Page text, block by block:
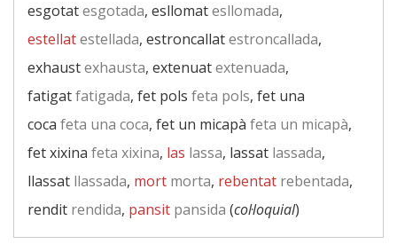
esgotatesgotada, esllomatesllomada,
estellatestellada, estroncallatestroncallada,
exhaustexhausta, extenuatextenuada,
fatigatfatigada, fet pols feta pols, fet una
coca feta una coca, fet un micapà feta un micapà,
fet xixina feta xixina, las lassa, lassat lassada,
llassat llassada, mort morta, rebentat rebentada,
rendit rendida, pansit pansida (col·loquial)